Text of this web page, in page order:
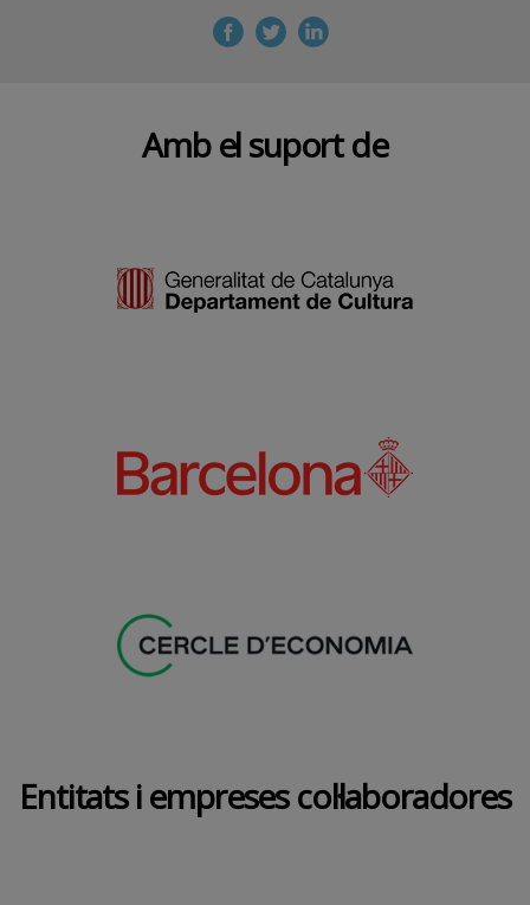
Amb el suport de
Entitats i empreses col·laboradores